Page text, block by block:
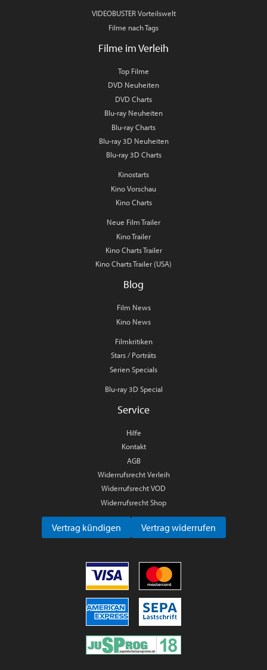
VIDEOBUSTER Vorteilswelt
Filme nach Tags
Filme im Verleih
Top Filme
DVD Neuheiten
DVD Charts
Blu-ray Neuheiten
Blu-ray Charts
Blu-ray 3D Neuheiten
Blu-ray 3D Charts
Kinostarts
Kino Vorschau
Kino Charts
Neue Film Trailer
Kino Trailer
Kino Charts Trailer
Kino Charts Trailer (USA)
Blog
Film News
Kino News
Filmkritiken
Stars / Porträts
Serien Specials
Blu-ray 3D Special
Service
Hilfe
Kontakt
AGB
Widerrufsrecht Verleih
Widerrufsrecht VOD
Widerrufsrecht Shop
Vertrag kündigen Vertrag widerrufen